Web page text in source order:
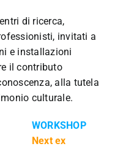
di ricerca,
invitati a
e installazioni
il contributo
alla tutela
culturale.
WORKSHOP
Next ex